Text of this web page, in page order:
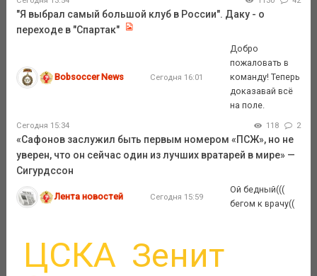
"Я выбрал самый большой клуб в России". Даку - о
переходе в "Спартак"
Bobsoccer News Сегодня 16:01
Добро
пожаловать в
команду! Теперь
доказавай всё
на поле.
Сегодня 15:34 118 2
«Сафонов заслужил быть первым номером «ПСЖ», но не
уверен, что он сейчас один из лучших вратарей в мире» —
Сигурдссон
Лента новостей Сегодня 15:59
Ой бедный(((
бегом к врачу((
ЦСКА Зенит